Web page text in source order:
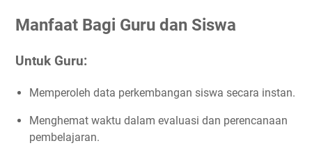
Manfaat Bagi Guru dan Siswa
Untuk Guru:
Memperoleh data perkembangan siswa secara instan.
Menghemat waktu dalam evaluasi dan perencanaan
pembelajaran.